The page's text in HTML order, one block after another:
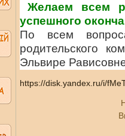
Желаем всем
успешного
По всем
родительского
Эльвире
https://disk.yandex.ru/i/